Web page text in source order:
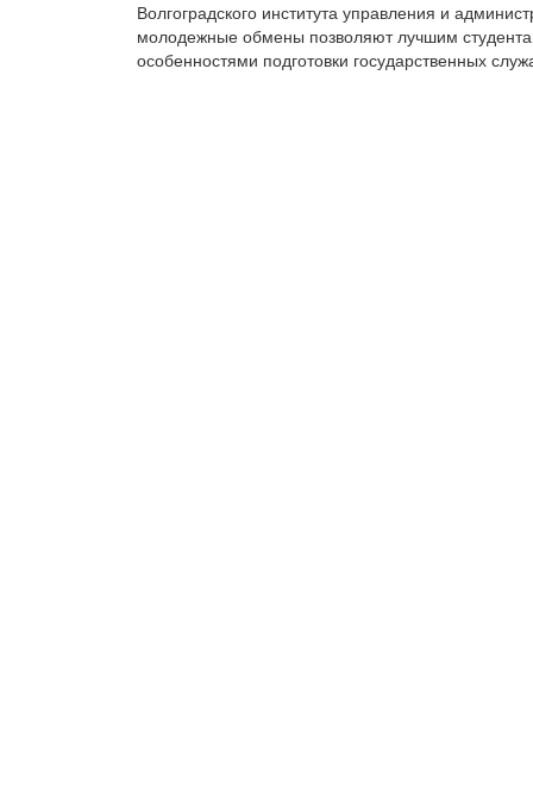
Волгоградского института управления и
молодежные обмены позволяют лучшим
особенностями подготовки государственных